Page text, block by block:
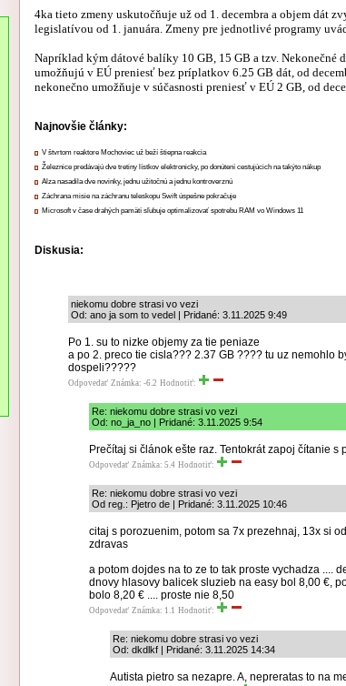
4ka tieto zmeny uskutočňuje už od 1. decembra a objem dát
legislatívou od 1. januára. Zmeny pre jednotlivé programy
Napríklad kým dátové balíky 10 GB, 15 GB a tzv. Nekonečné
umožňujú v EÚ preniesť bez príplatkov 6.25 GB dát, od
nekonečno umožňuje v súčasnosti preniesť v EÚ 2 GB, od
Najnovšie články:
V štvrtom reaktore Mochoviec už beží štiepna reakcia
Železnice predávajú dve tretiny lístkov elektronicky, po donútení cestujúcich na takýto nákup
Alza nasadila dve novinky, jednu užitočnú a jednu kontroverznú
Záchrana misie na záchranu teleskopu Swift úspešne pokračuje
Microsoft v čase drahých pamätí sľubuje optimalizovať spotrebu RAM vo Windows 11
Diskusia:
niekomu dobre strasi vo vezi
Od: ano ja som to vedel | Pridané: 3.11.2025 9:49
Po 1. su to nizke objemy za tie peniaze
a po 2. preco tie cisla??? 2.37 GB ???? tu uz nemohlo
dospeli?????
Odpovedať Známka: -6.2 Hodnotiť:
Re: niekomu dobre strasi vo vezi
Od: no_ja_no | Pridané: 3.11.2025 9:54
Prečítaj si článok ešte raz. Tentokrát zapoj čítanie s
Odpovedať Známka: 5.4 Hodnotiť:
Re: niekomu dobre strasi vo vezi
Od reg.: Pjetro de | Pridané: 3.11.2025 10:46
citaj s porozuenim, potom sa 7x prezehnaj, 13x si
zdravas
a potom dojdes na to ze to tak proste vychadza ....
dnovy hlasovy balicek sluzieb na easy bol 8,00 €,
bolo 8,20 € .... proste nie 8,50
Odpovedať Známka: 1.1 Hodnotiť:
Re: niekomu dobre strasi vo vezi
Od: dkdlkf | Pridané: 3.11.2025 14:34
Autista pietro sa nezapre. A, nepreratas to na